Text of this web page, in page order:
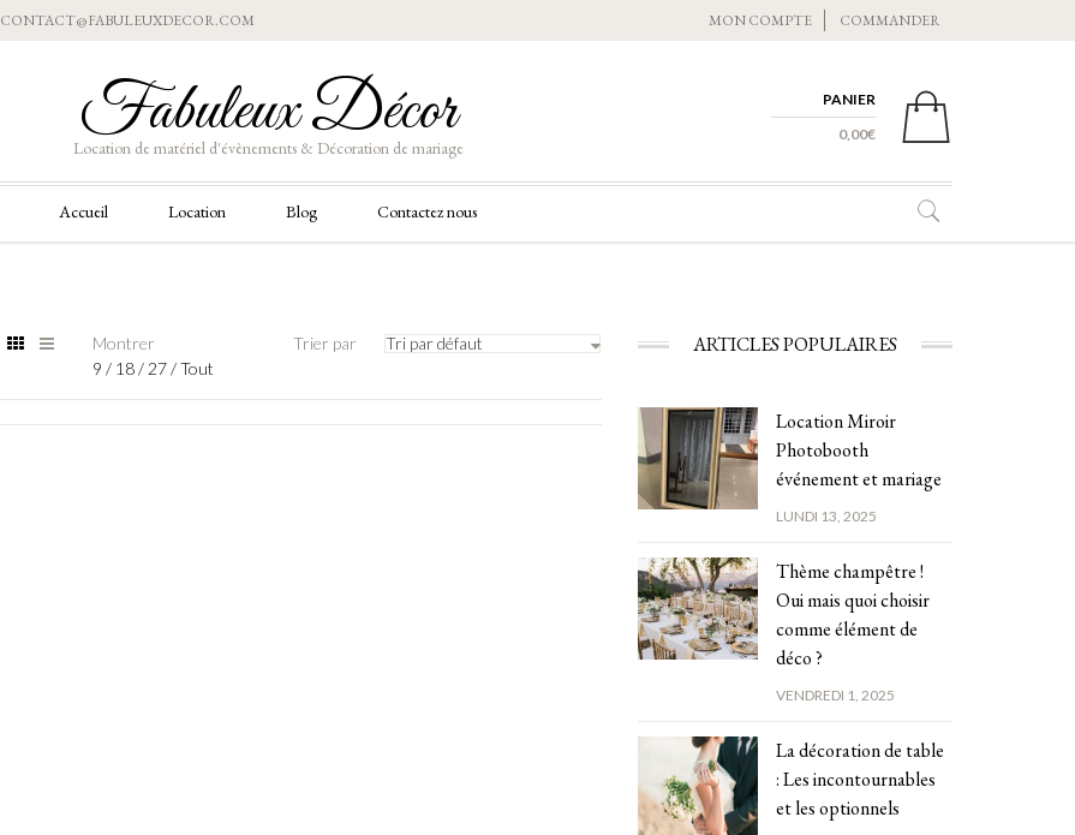
CONTACT@FABULEUXDECOR.COM MON COMPTE COMMANDER
Fabuleux Décor
Location de matériel d'évènements & Décoration de mariage
PANIER
0,00€
Aller
contenu
Accueil Location Blog Contactez nous
Montrer
9 / 18/ 27/Tout
Trier par Tri par défaut ARTICLES POPULAIRES
Location Miroir
Photobooth
événement et mariage
LUNDI 13, 2025
Thème champêtre !
Oui mais quoi choisir
comme élément de
déco ?
VENDREDI 1, 2025
La décoration de table
: Les incontournables
et les optionnels